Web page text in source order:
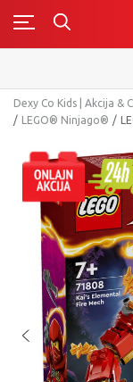
Dexy Co Kids | Akcija &
LEGO® Ninjago®